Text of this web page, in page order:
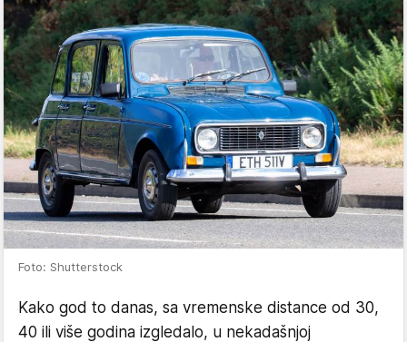
Foto: Shutterstock
Kako god to danas, sa vremenske distance od 30,
40 ili više godina izgledalo, u nekadašnjoj